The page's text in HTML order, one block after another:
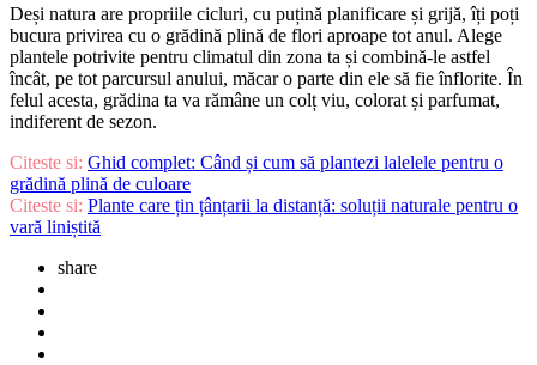
Deși natura are propriile cicluri, cu puțină planificare și grijă, îți poți
bucura privirea cu o grădină plină de flori aproape tot anul. Alege
plantele potrivite pentru climatul din zona ta și combină-le astfel
încât, pe tot parcursul anului, măcar o parte din ele să fie înflorite. În
felul acesta, grădina ta va rămâne un colț viu, colorat și parfumat,
indiferent de sezon.
Citeste si: Ghid complet: Când și cum să plantezi lalelele pentru o
grădină plină de culoare
Citeste si: Plante care țin țânțarii la distanță: soluții naturale pentru o
vară liniștită
share